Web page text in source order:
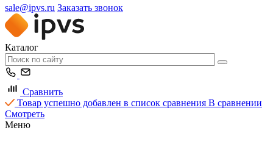
sale@ipvs.ru Заказать звонок
Каталог
Сравнить
Товар успешно добавлен в список сравнения В сравнении
Смотреть
Меню